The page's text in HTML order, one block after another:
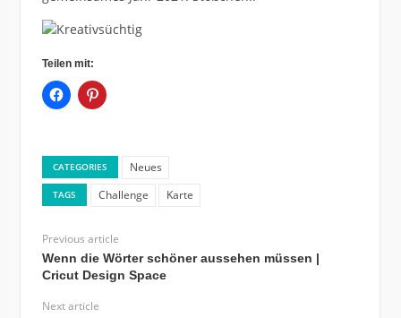
Teilen mit:
CATEGORIES Neues
TAGS Challenge Karte
Previous article
Wenn die Wörter schöner aussehen müssen |
Cricut Design Space
Next article